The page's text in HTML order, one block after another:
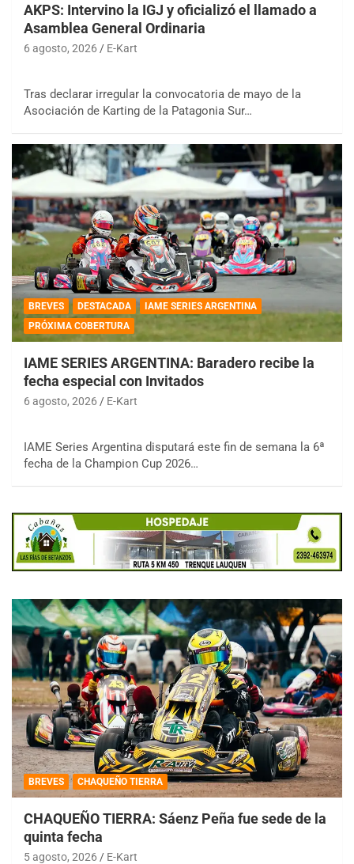
AKPS: Intervino la IGJ y oficializó el llamado a
Asamblea General Ordinaria
6 agosto, 2026 E-Kart
Tras declarar irregular la convocatoria de mayo de la
Asociación de Karting de la Patagonia Sur…
BREVES DESTACADA
IAME SERIES ARGENTINA
PRÓXIMA COBERTURA
IAME SERIES ARGENTINA: Baradero recibe la
fecha especial con Invitados
6 agosto, 2026 E-Kart
IAME Series Argentina disputará este fin de semana la 6ª
fecha de la Champion Cup 2026…
BREVES CHAQUEÑO TIERRA
CHAQUEÑO TIERRA: Sáenz Peña fue sede de la
quinta fecha
5 agosto, 2026 E-Kart